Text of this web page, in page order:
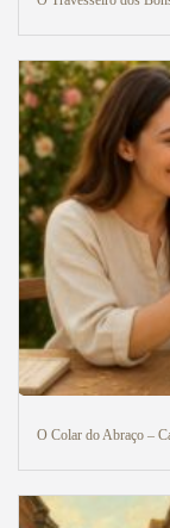
O Colar do Abraço –